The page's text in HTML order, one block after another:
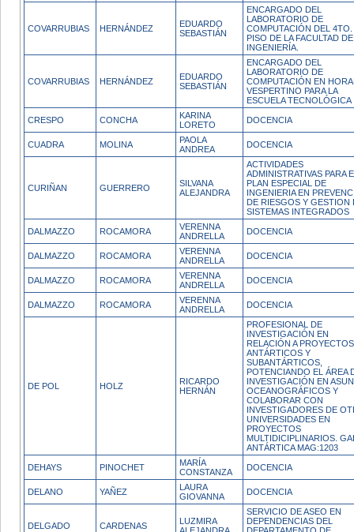
COVARRUBIAS HERNÁNDEZ
EDUARDO
SEBASTIÁN
ENCARGADO DEL
LABORATORIO DE
COMPUTACIÓN DEL 4TO.
PISO DE LA FACULTAD DE
INGENIERÍA.
COVARRUBIAS HERNÁNDEZ
EDUARDO
SEBASTIÁN
ENCARGADO DEL
LABORATORIO DE
COMPUTACIÓN EN
VESPERTINO PARA LA
ESCUELA TECNOLÓGICA
CRESPO CONCHA
KARINA
LORETO
DOCENCIA
CUADRA MOLINA
PAOLA
ANDREA
DOCENCIA
CURIÑAN GUERRERO
SILVANA
ALEJANDRA
ACTIVIDADES
ADMINISTRATIVAS PARA
PLAN ESPECIAL DE
INGENIERIA EN
DE RIESGOS Y GESTION
SISTEMAS INTEGRADOS
DALMAZZO ROCAMORA
VERENNA
ANDRELLA
DOCENCIA
DALMAZZO ROCAMORA
VERENNA
ANDRELLA
DOCENCIA
DALMAZZO ROCAMORA
VERENNA
ANDRELLA
DOCENCIA
DALMAZZO ROCAMORA
VERENNA
ANDRELLA
DOCENCIA
DE POL HOLZ
RICARDO
HERNÁN
PROFESIONAL DE
INVESTIGACIÓN EN
RELACIÓN A PROYECTOS
ANTÁRTICOS Y
SUBANTÁRTICOS,
POTENCIANDO EL ÁREA
INVESTIGACIÓN EN
OCEANOGRÁFICOS Y
COLABORAR CON
INVESTIGADORES DE
UNIVERSIDADES EN
PROYECTOS
MULTIDICIPLINARIOS.
ANTÁRTICA MAG:1203
DEHAYS PINOCHET
MARÍA
CONSTANZA
DOCENCIA
DELANO YAÑEZ
LAURA
GIOVANNA
DOCENCIA
DELGADO CARDENAS
LUZMIRA
SERVICIO DE ASEO EN
DEPENDENCIAS DEL